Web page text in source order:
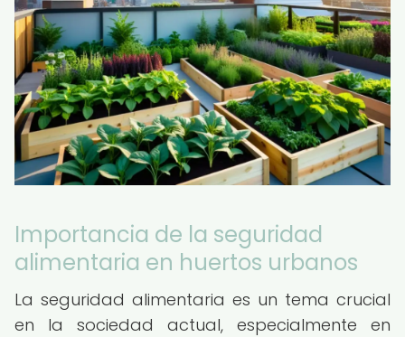
Importancia de la seguridad
alimentaria en huertos urbanos
La seguridad alimentaria es un tema crucial
en la sociedad actual, especialmente en